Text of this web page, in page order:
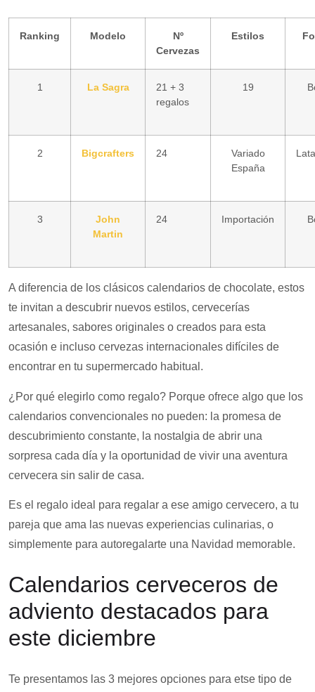
Ranking Modelo
Nº
Cervezas
Estilos
1 La Sagra
21 + 3
regalos
19
2 Bigcrafters 24
Variado
España
3
John
Martin
24 Importación
A diferencia de los clásicos calendarios de chocolate, estos
te invitan a descubrir nuevos estilos, cervecerías
artesanales, sabores originales o creados para esta
ocasión e incluso cervezas internacionales difíciles de
encontrar en tu supermercado habitual.
¿Por qué elegirlo como regalo? Porque ofrece algo que los
calendarios convencionales no pueden: la promesa de
descubrimiento constante, la nostalgia de abrir una
sorpresa cada día y la oportunidad de vivir una aventura
cervecera sin salir de casa.
Es el regalo ideal para regalar a ese amigo cervecero, a tu
pareja que ama las nuevas experiencias culinarias, o
simplemente para autoregalarte una Navidad memorable.
Calendarios cerveceros de
adviento destacados para
este diciembre
Te presentamos las 3 mejores opciones para etse tipo de